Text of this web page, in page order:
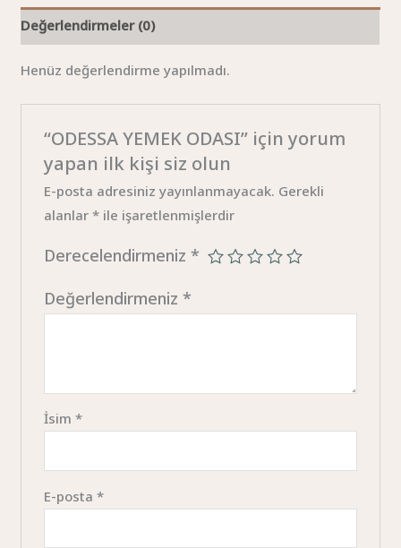
Değerlendirmeler (0)
Henüz değerlendirme yapılmadı.
“ODESSA YEMEK ODASI” için yorum
yapan ilk kişi siz olun
E-posta adresiniz yayınlanmayacak. Gerekli
alanlar* ile işaretlenmişlerdir
Derecelendirmeniz *
Değerlendirmeniz *
İsim*
E-posta*